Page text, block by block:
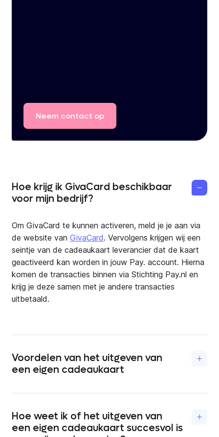
Neem contact op
Hoe krijg ik GivaCard beschikbaar
voor mijn bedrijf?
Om GivaCard te kunnen activeren, meld je je aan via
de website van GivaCard. Vervolgens krijgen wij een
seintje van de cadeaukaart leverancier dat de kaart
geactiveerd kan worden in jouw Pay. account. Hierna
komen de transacties binnen via Stichting Pay.nl en
krijg je deze samen met je andere transacties
uitbetaald.
Voordelen van het uitgeven van
een eigen cadeaukaart
cadeaukaart jou levert direct geld op.
gemiddeld 40% meer uitgeven dan de
waarde van de cadeaukaart.
Hoe weet ik of het uitgeven van
een eigen cadeaukaart succesvol is